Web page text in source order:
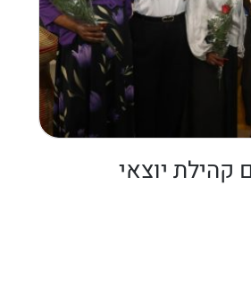
קהילת יוצאי